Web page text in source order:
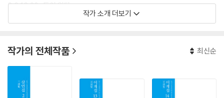
3·6·13·20』 등이 있다.
작가 소개 더보기
작가의 전체작품 최신순